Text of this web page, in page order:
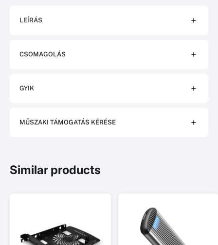
LEÍRÁS
CSOMAGOLÁS
GYIK
MŰSZAKI TÁMOGATÁS KÉRÉSE
Similar products